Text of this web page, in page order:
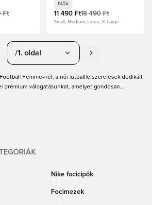
Ft
Nők
11 490 Ft18 490 Ft
Small, Medium, Large, X-Large
/1. oldal
Femme-nél, a női futballfelszerelések dedikált
prémium válogatásunkat, amelyet gondosan
női focistáknak, akik csak a legjobbal érik
Nike focicipők
Focimezek